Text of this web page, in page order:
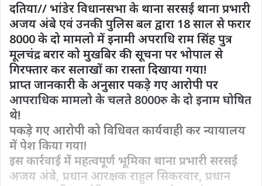
दतिया// भांडेर विधानसभा के थाना सरसई थाना प्रभारी
अजय अंबे एवं उनकी पुलिस बल द्वारा 18 साल से फरार
8000 के दो मामलो में इनामी अपराधि राम सिंह पुत्र
मूलचंद्र बरार को मुखबिर की सूचना पर भोपाल से
गिरफ्तार कर सलाखों का रास्ता दिखाया गया!
प्राप्त जानकारी के अनुसार पकड़े गए आरोपी पर
आपराधिक मामलो के चलते 8000रु के दो इनाम घोषित
थे!
पकड़े गए आरोपी को विधिवत कार्यवाही कर न्यायालय
में पेश किया गया!
इस कार्रवाई में महत्वपूर्ण भूमिका थाना प्रभारी सरसई
अजय अंबे, प्रधान आरक्षक राहुल सिकरवार, प्रधान